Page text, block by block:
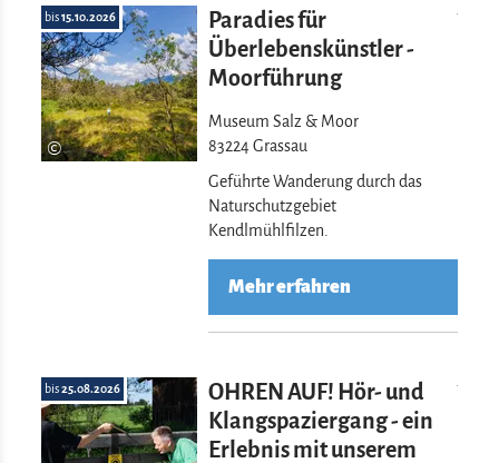
©
Paradies für
Überlebenskünstler -
Moorführung
Museum Salz & Moor
83224 Grassau
Geführte Wanderung durch das
Naturschutzgebiet
Kendlmühlfilzen.
Mehr erfahren
bis15.10.2026
OHREN AUF! Hör- und
Klangspaziergang - ein
Erlebnis mit unserem
bis25.08.2026